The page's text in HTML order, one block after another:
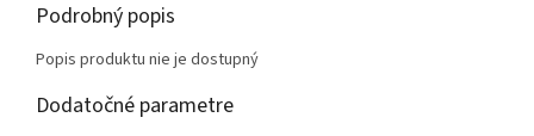
Podrobný popis
Popis produktu nie je dostupný
Dodatočné parametre